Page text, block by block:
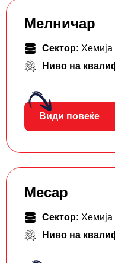
Мелничар
Сектор: Хемија
Ниво на
Види повеќе
Месар
Сектор: Хемија
Ниво на